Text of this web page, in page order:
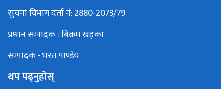
सुचना विभाग दर्ता नं: 2880-2078/79
प्रधान सम्पादक : बिक्रम खड्का
सम्पादक - भरत पाण्डेय
थप पढ्नुहोस्